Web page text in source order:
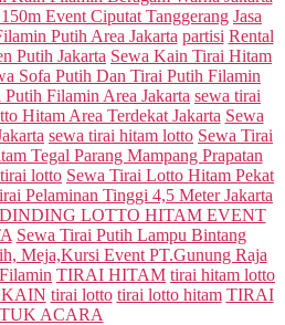
Event Ciputat Tanggerang Jasa
Putih Area Jakarta partisi Rental
Putih Jakarta Sewa Kain Tirai Hitam
Sofa Putih Dan Tirai Putih Filamin
Filamin Area Jakarta sewa tirai
Hitam Area Terdekat Jakarta Sewa
sewa tirai hitam lotto Sewa Tirai
Tegal Parang Mampang Prapatan
lotto Sewa Tirai Lotto Hitam Pekat
Pelaminan Tinggi 4,5 Meter Jakarta
LOTTO HITAM EVENT
Sewa Tirai Putih Lampu Bintang
Meja,Kursi Event PT.Gunung Raja
TIRAI HITAM tirai hitam lotto
tirai lotto tirai lotto hitam TIRAI
ACARA